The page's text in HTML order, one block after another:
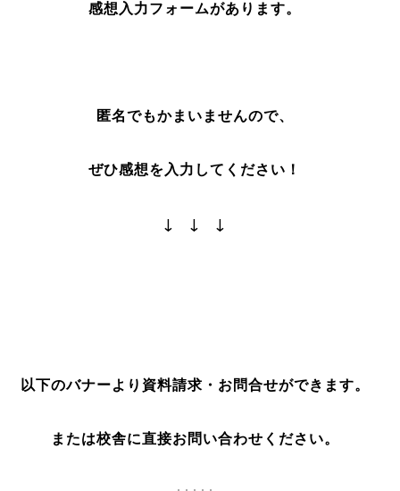
感想入力フォームがあります。
匿名でもかまいませんので、
ぜひ感想を入力してください！
↓ ↓ ↓
以下のバナーより資料請求・お問合せができます。
または校舎に直接お問い合わせください。